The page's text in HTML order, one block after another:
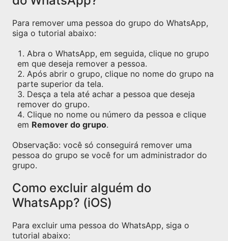
Para remover uma pessoa do grupo do WhatsApp,
siga o tutorial abaixo:
Abra o WhatsApp, em seguida, clique no grupo
em que deseja remover a pessoa.
Após abrir o grupo, clique no nome do grupo na
parte superior da tela.
Desça a tela até achar a pessoa que deseja
remover do grupo.
Clique no nome ou número da pessoa e clique
em Remover do grupo.
Observação: você só conseguirá remover uma
pessoa do grupo se você for um administrador do
grupo.
Como excluir alguém do
WhatsApp? (iOS)
Para excluir uma pessoa do WhatsApp, siga o
tutorial abaixo: